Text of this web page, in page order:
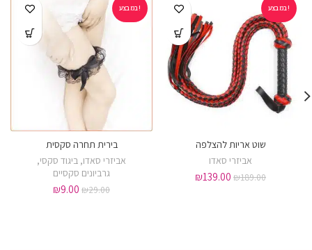
במבצע!
שוט אריות להצלפה
אביזרי סאדו
₪189.00
₪139.00
במבצע!
אדום לבן שחור
בירית תחרה סקסית
אביזרי סאדו, ביגוד סקסי,
גרביונים סקסיים
₪29.00
₪9.00